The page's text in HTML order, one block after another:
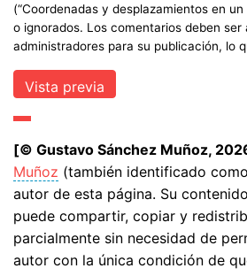
(“Coordenadas y desplazamientos en
o ignorados. Los comentarios deben ser
administradores para su publicación, lo
[© Gustavo Sánchez Muñoz,
Muñoz (también identificado como
autor de esta página. Su
puede compartir, copiar y
parcialmente sin necesidad de
autor con la única condición de